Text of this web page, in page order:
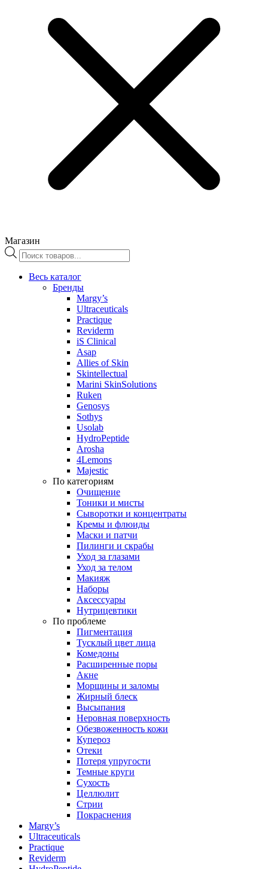
Магазин
Поиск
товаров
Весь каталог
Бренды
Margy’s
Ultraceuticals
Practique
Reviderm
iS Clinical
Asap
Allies of Skin
Skintellectual
Marini SkinSolutions
Ruken
Genosys
Sothys
Usolab
HydroPeptide
Arosha
4Lemons
Majestic
По категориям
Очищение
Тоники и мисты
Сыворотки и концентраты
Кремы и флюиды
Маски и патчи
Пилинги и скрабы
Уход за глазами
Уход за телом
Макияж
Наборы
Аксессуары
Нутрицевтики
По проблеме
Пигментация
Тусклый цвет лица
Комедоны
Расширенные поры
Акне
Морщины и заломы
Жирный блеск
Высыпания
Неровная поверхность
Обезвоженность кожи
Купероз
Отеки
Потеря упругости
Темные круги
Сухость
Целлюлит
Стрии
Покраснения
Margy’s
Ultraceuticals
Practique
Reviderm